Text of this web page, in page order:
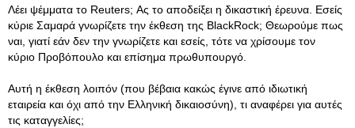
Λέει ψέμματα το Reuters; Ας το αποδείξει η δικαστική έρευνα. Εσείς
κύριε Σαμαρά γνωρίζετε την έκθεση της BlackRock; Θεωρούμε πως
ναι, γιατί εάν δεν την γνωρίζετε και εσείς, τότε να χρίσουμε τον
κύριο Προβόπουλο και επίσημα πρωθυπουργό.
Αυτή η έκθεση λοιπόν (που βέβαια κακώς έγινε από ιδιωτική
εταιρεία και όχι από την Ελληνική δικαιοσύνη), τι αναφέρει για αυτές
τις καταγγελίες;